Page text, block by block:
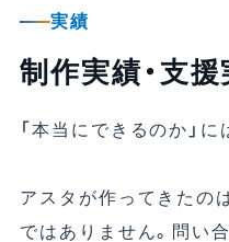
実績
制作実績・支
「本当にできるのか」に
アスタが作ってきたの
ではありません。問い